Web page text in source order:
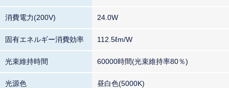
消費電力(200V) 24.0W
固有エネルギー消費効率 112.5ℓm/W
光束維持時間 60000時間(光束維持率80％)
光源色 昼白色(5000K)